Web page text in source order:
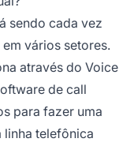
sendo cada vez
vários setores.
através do Voice
de call
para fazer uma
linha telefônica